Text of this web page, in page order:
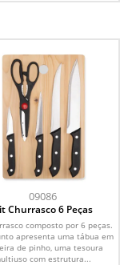
09086
Churrasco 6 Peças
composto por 6 peças.
apresenta uma tábua em
de pinho, uma tesoura
com estrutura...